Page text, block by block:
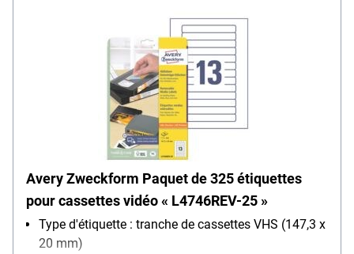
Avery Zweckform Paquet de 325 étiquettes
pour cassettes vidéo « L4746REV-25 »
Type d'étiquette : tranche de cassettes VHS (147,3 x
20 mm)